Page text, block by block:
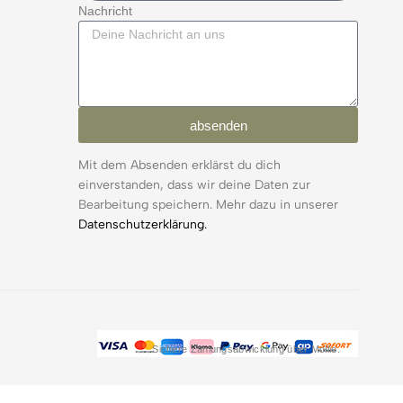
Nachricht
absenden
Mit dem Absenden erklärst du dich
einverstanden, dass wir deine Daten zur
Bearbeitung speichern. Mehr dazu in unserer
Datenschutzerklärung.
Sichere Zahlungsabwicklung über Mollie.